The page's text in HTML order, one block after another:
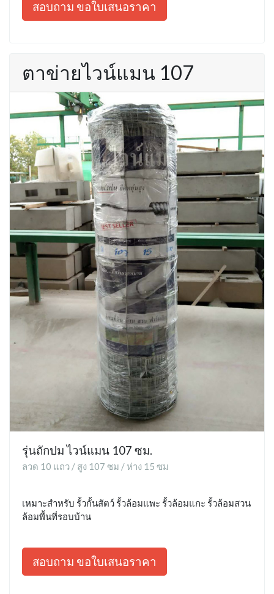
สอบถาม ขอใบเสนอราคา
ตาข่ายไวน์แมน 107
รุ่นถักปม ไวน์แมน 107 ซม.
ลวด 10 แถว / สูง 107 ซม / ห่าง 15 ซม
เหมาะสำหรับ รั้วกั้นสัตว์ รั้วล้อมแพะ รั้วล้อมแกะ รั้วล้อมสวน
ล้อมพื้นที่รอบบ้าน
สอบถาม ขอใบเสนอราคา